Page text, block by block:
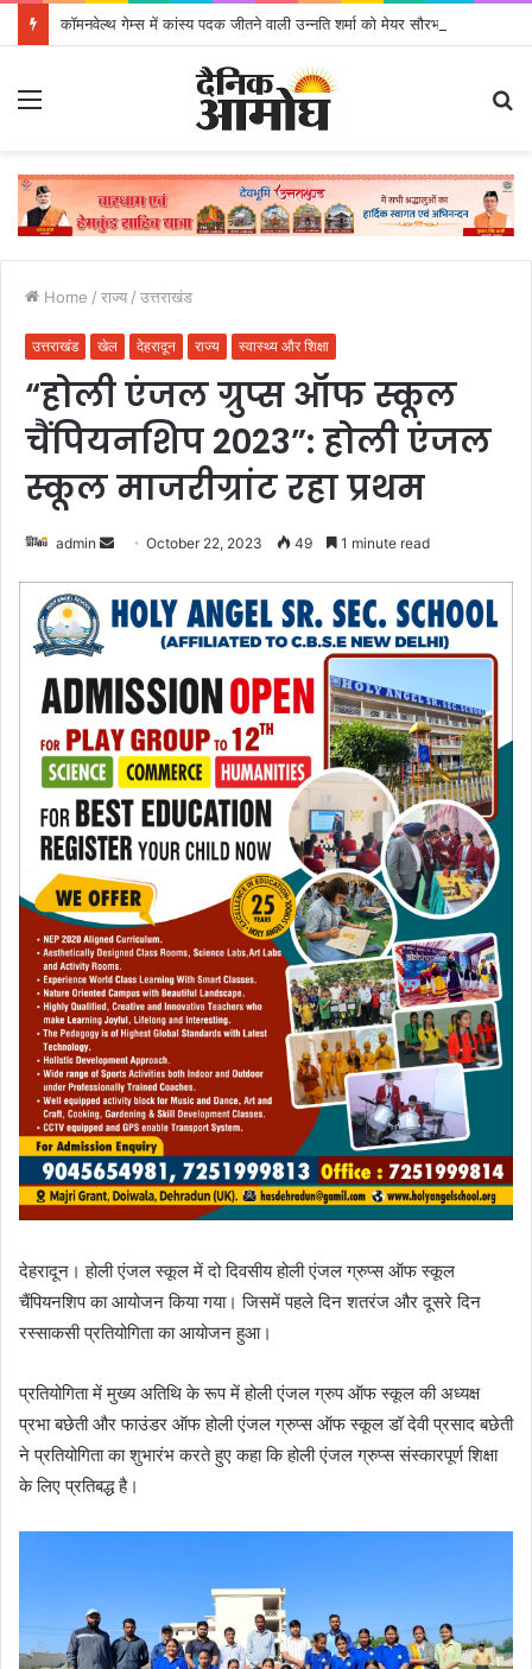
Home / राज्य / उत्तराखंड
उत्तराखंड खेल देहरादून राज्य स्वास्थ्य और शिक्षा
“होली एंजल ग्रुप्स ऑफ स्कूल
चैंपियनशिप 2023”: होली एंजल
स्कूल माजरीग्रांट रहा प्रथम
admin
n
d
n
e
m
i
l
October 22, 2023 49 1 minute read
देहरादून। होली एंजल स्कूल में दो दिवसीय होली एंजल ग्रुप्स ऑफ स्कूल
चैंपियनशिप का आयोजन किया गया। जिसमें पहले दिन शतरंज और दूसरे दिन
रस्साकसी प्रतियोगिता का आयोजन हुआ।
प्रतियोगिता में मुख्य अतिथि के रूप में होली एंजल ग्रुप ऑफ स्कूल की अध्यक्ष
प्रभा बछेती और फाउंडर ऑफ होली एंजल ग्रुप्स ऑफ स्कूल डॉ देवी प्रसाद बछेती
ने प्रतियोगिता का शुभारंभ करते हुए कहा कि होली एंजल ग्रुप्स संस्कारपूर्ण शिक्षा
के लिए प्रतिबद्ध है।